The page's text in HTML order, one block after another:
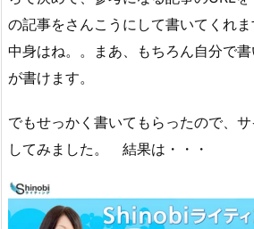
の記事をさんこうにして書いてくれ
中身はね。。まあ、もちろん自分で
が書けます。
でもせっかく書いてもらったので、
してみました。 結果は・・・